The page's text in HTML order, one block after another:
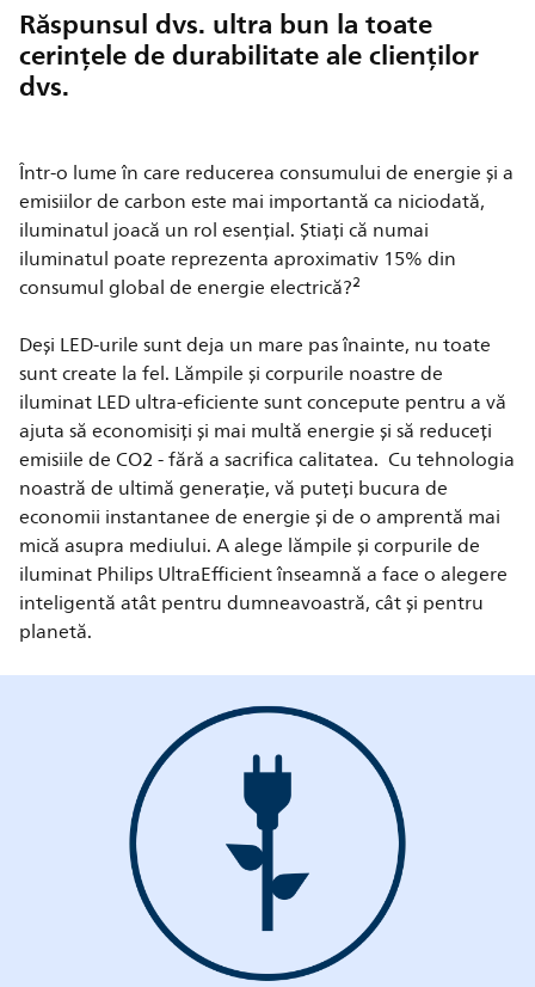
Răspunsul dvs. ultra bun la toate
cerințele de durabilitate ale clienților
dvs.
Într-o lume în care reducerea consumului de energie și a
emisiilor de carbon este mai importantă ca niciodată,
iluminatul joacă un rol esențial. Știați că numai
iluminatul poate reprezenta aproximativ 15% din
consumul global de energie electrică?2
Deși LED-urile sunt deja un mare pas înainte, nu toate
sunt create la fel. Lămpile și corpurile noastre de
iluminat LED ultra-eficiente sunt concepute pentru a vă
ajuta să economisiți și mai multă energie și să reduceți
emisiile de CO2 - fără a sacrifica calitatea. Cu tehnologia
noastră de ultimă generație, vă puteți bucura de
economii instantanee de energie și de o amprentă mai
mică asupra mediului. A alege lămpile și corpurile de
iluminat Philips UltraEfficient înseamnă a face o alegere
inteligentă atât pentru dumneavoastră, cât și pentru
planetă.